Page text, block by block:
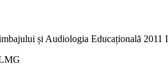
și Audiologia Educațională 2011